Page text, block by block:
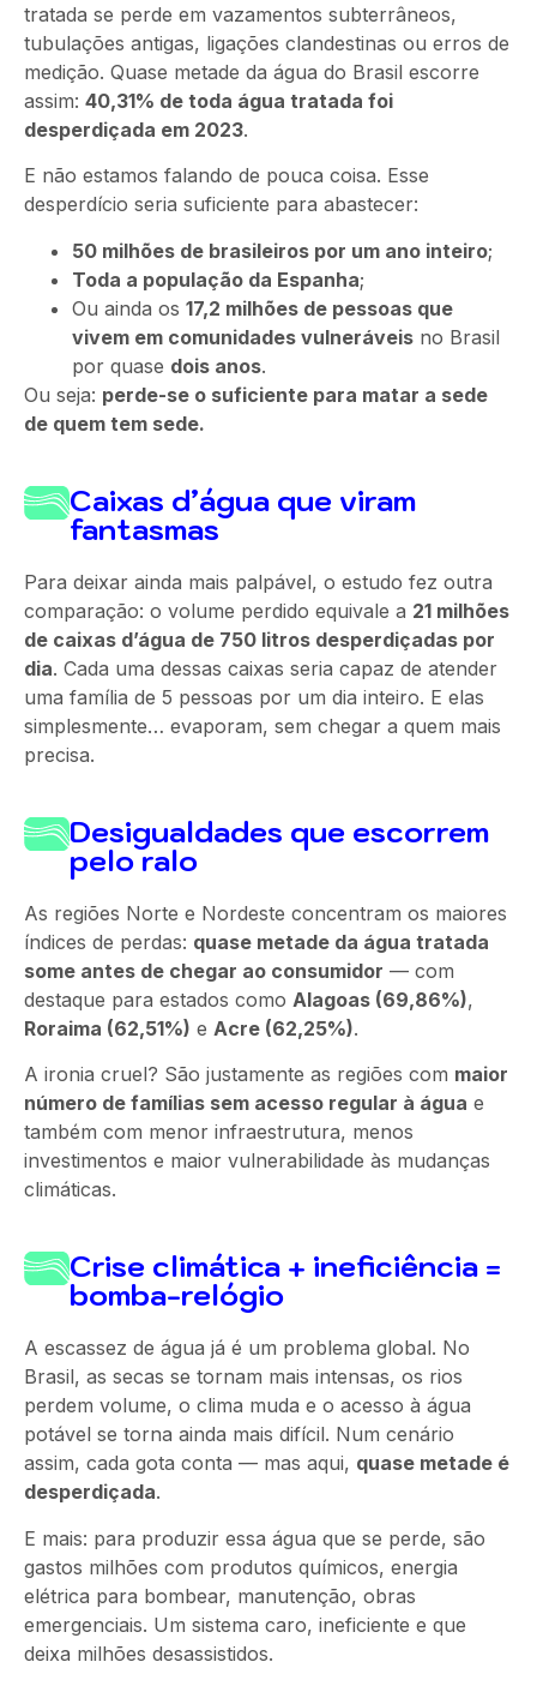
tratada se perde em vazamentos subterrâneos,
tubulações antigas, ligações clandestinas ou erros de
medição. Quase metade da água do Brasil escorre
assim: 40,31% de toda água tratada foi
desperdiçada em 2023.
E não estamos falando de pouca coisa. Esse
desperdício seria suficiente para abastecer:
50 milhões de brasileiros por um ano inteiro;
Toda a população da Espanha;
Ou ainda os 17,2 milhões de pessoas que
vivem em comunidades vulneráveis no Brasil
por quase dois anos.
Ou seja: perde-se o suficiente para matar a sede
de quem tem sede.
Caixas d’água que viram
fantasmas
Para deixar ainda mais palpável, o estudo fez outra
comparação: o volume perdido equivale a 21 milhões
de caixas d’água de 750 litros desperdiçadas por
dia. Cada uma dessas caixas seria capaz de atender
uma família de 5 pessoas por um dia inteiro. E elas
simplesmente… evaporam, sem chegar a quem mais
precisa.
Desigualdades que escorrem
pelo ralo
As regiões Norte e Nordeste concentram os maiores
índices de perdas: quase metade da água tratada
some antes de chegar ao consumidor — com
destaque para estados como Alagoas (69,86%),
Roraima (62,51%) e Acre (62,25%).
A ironia cruel? São justamente as regiões com maior
número de famílias sem acesso regular à água e
também com menor infraestrutura, menos
investimentos e maior vulnerabilidade às mudanças
climáticas.
Crise climática + ineficiência =
bomba-relógio
A escassez de água já é um problema global. No
Brasil, as secas se tornam mais intensas, os rios
perdem volume, o clima muda e o acesso à água
potável se torna ainda mais difícil. Num cenário
assim, cada gota conta — mas aqui, quase metade é
desperdiçada.
E mais: para produzir essa água que se perde, são
gastos milhões com produtos químicos, energia
elétrica para bombear, manutenção, obras
emergenciais. Um sistema caro, ineficiente e que
deixa milhões desassistidos.